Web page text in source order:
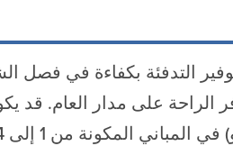
التدفئة بكفاءة في فصل
الراحة على مدار العام. قد